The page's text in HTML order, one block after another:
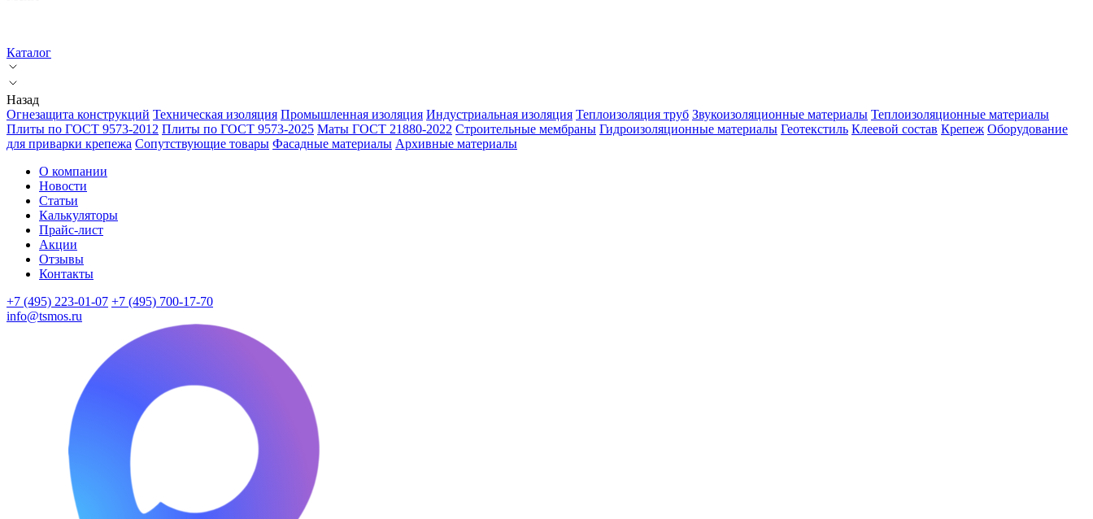
Каталог
Назад
Огнезащита конструкций Техническая изоляция Промышленная изоляция Индустриальная изоляция Теплоизоляция труб Звукоизоляционные материалы Теплоизоляционные материалы
Плиты по ГОСТ 9573-2012 Плиты по ГОСТ 9573-2025 Маты ГОСТ 21880-2022 Строительные мембраны Гидроизоляционные материалы Геотекстиль Клеевой состав Крепеж Оборудование
для приварки крепежа Сопутствующие товары Фасадные материалы Архивные материалы
О компании
Новости
Статьи
Калькуляторы
Прайс-лист
Акции
Отзывы
Контакты
+7 (495) 223-01-07 +7 (495) 700-17-70
info@tsmos.ru